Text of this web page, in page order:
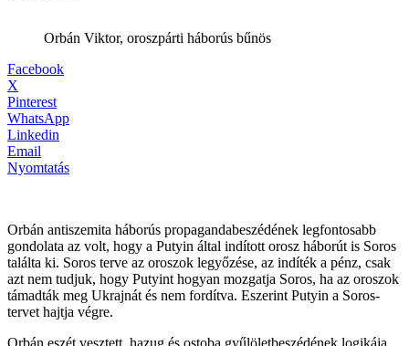
Orbán Viktor, oroszpárti háborús bűnös
Facebook
X
Pinterest
WhatsApp
Linkedin
Email
Nyomtatás
Orbán antiszemita háborús propagandabeszédének legfontosabb
gondolata az volt, hogy a Putyin által indított orosz háborút is Soros
találta ki. Soros terve az oroszok legyőzése, az indíték a pénz, csak
azt nem tudjuk, hogy Putyint hogyan mozgatja Soros, ha az oroszok
támadták meg Ukrajnát és nem fordítva. Eszerint Putyin a Soros-
tervet hajtja végre.
Orbán eszét vesztett, hazug és ostoba gyűlöletbeszédének logikája